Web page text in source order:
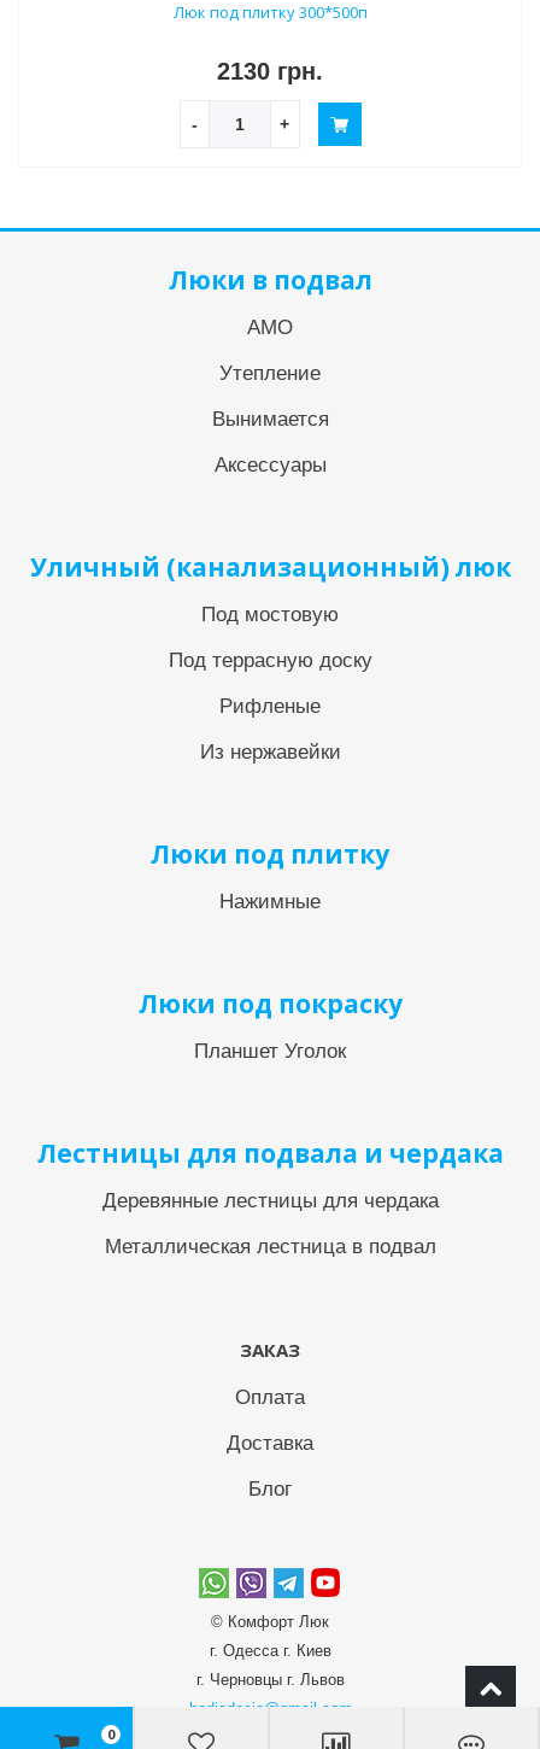
0
Люк под плитку 300*500п
2130 грн.
- +
Люки в подвал
АМО
Утепление
Вынимается
Аксессуары
Уличный (канализационный) люк
Под мостовую
Под террасную доску
Рифленые
Из нержавейки
Люки под плитку
Нажимные
Люки под покраску
Планшет Уголок
Лестницы для подвала и чердака
Деревянные лестницы для чердака
Металлическая лестница в подвал
ЗАКАЗ
Оплата
Доставка
Блог
© Комфорт Люк
г. Одесcа г. Киев
г. Черновцы г. Львов
bodiadeeja@gmail.com